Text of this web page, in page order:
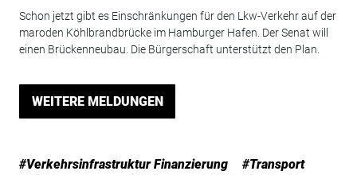
Schon jetzt gibt es Einschränkungen für den Lkw-Verkehr auf der
maroden Köhlbrandbrücke im Hamburger Hafen. Der Senat will
einen Brückenneubau. Die Bürgerschaft unterstützt den Plan.
WEITERE MELDUNGEN
#Verkehrsinfrastruktur Finanzierung
#Transport